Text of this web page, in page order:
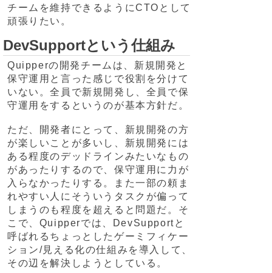
チームを維持できるようにCTOとして
頑張りたい。
DevSupportという仕組み
Quipperの開発チームは、新規開発と
保守運用と言った感じで役割を分けて
いない。全員で新規開発し、全員で保
守運用をするというのが基本方針だ。
ただ、開発者にとって、新規開発の方
が楽しいことが多いし、新規開発には
ある程度のデッドラインみたいなもの
があったりするので、保守運用に力が
入らなかったりする。また一部の頼ま
れやすい人にそういうタスクが偏って
しまうのも程度を超えると問題だ。そ
こで、Quipperでは、DevSupportと
呼ばれるちょっとしたゲーミフィケー
ション/見える化の仕組みを導入して、
その辺を解決しようとしている。